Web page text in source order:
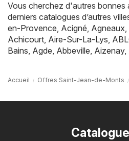
Vous cherchez d'autres bonnes
derniers catalogues d’autres
en-Provence, Acigné, Agneaux,
Achicourt, Aire-Sur-La-Lys,
Bains, Agde, Abbeville, Aizenay,
Accueil Offres Saint-Jean-de-Monts